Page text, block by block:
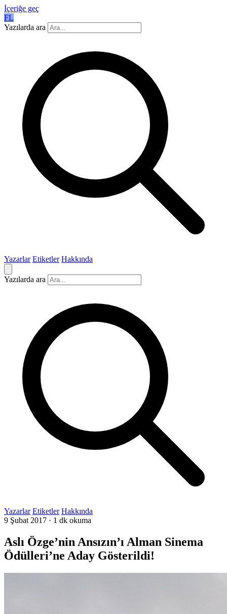
İçeriğe geç
FL
Yazılarda ara
Yazarlar Etiketler Hakkında
Yazılarda ara
Yazarlar Etiketler Hakkında
9 Şubat 2017 · 1 dk okuma
Aslı Özge’nin Ansızın’ı Alman Sinema
Ödülleri’ne Aday Gösterildi!